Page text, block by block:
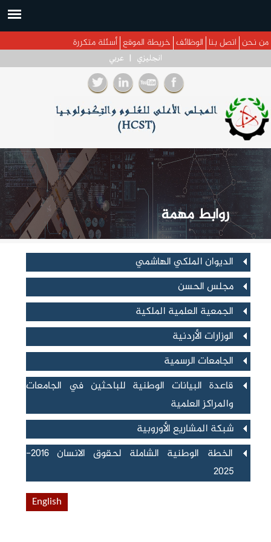
اتصل بنا الوظائف خريطة الموقع أسئلة متكررة
انجليزي | عربي
روابط مهمة
عرض
الديوان الملكي الهاشمي
عرض
مجلس الحسن
عرض
الجمعية العلمية الملكية
عرض
الوزارات الأردنية
عرض
الجامعات الرسمية
عرض
قاعدة البيانات الوطنية للباحثين في الجامعات
والمراكز العلمية
عرض
شبكة المشاريع الأوروبية
عرض
الخطة الوطنية الشاملة لحقوق الانسان 2016-
2025
English